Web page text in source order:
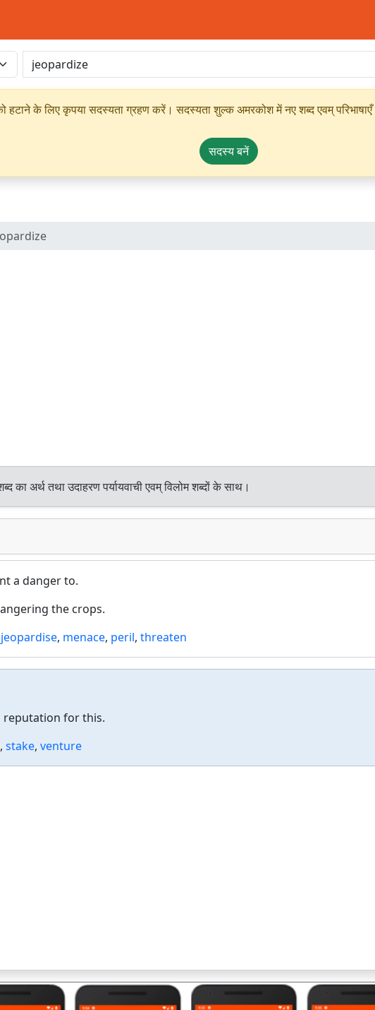
हटाने के लिए कृपया सदस्यता ग्रहण करें। सदस्यता शुल्क अमरकोश में नए शब्द एवम्
सदस्य बनें
का अर्थ तथा उदाहरण पर्यायवाची एवम् विलोम शब्दों के साथ।
a danger to.
the crops.
jeopardise, menace, peril, threaten
reputation for this.
, stake, venture